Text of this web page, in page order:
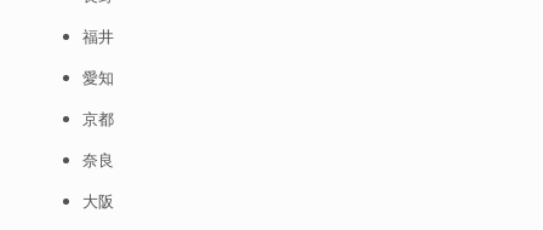
福井
愛知
京都
奈良
大阪